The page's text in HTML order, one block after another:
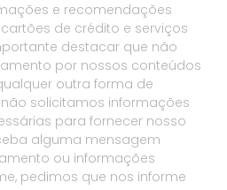
e recomendações
de crédito e serviços
destacar que não
por nossos conteúdos
outra forma de
solicitamos informações
para fornecer nosso
alguma mensagem
ou informações
pedimos que nos informe